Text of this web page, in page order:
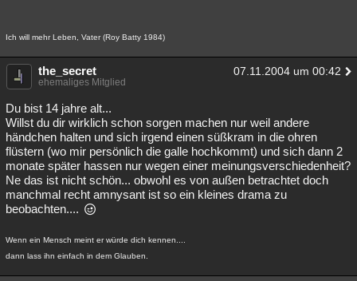
Ich will mehr Leben, Vater (Roy Batty 1984)
the_secret 07.11.2004 um 00:42
ehemaliges Mitglied
Du bist 14 jahre alt...
Willst du dir wirklich schon sorgen machen nur weil andere
händchen halten und sich irgend einen süßkram in die ohren
flüstern (wo mir persönlich die galle hochkommt) und sich dann 2
monate später hassen nur wegen einer meinungsverschiedenheit?
Ne das ist nicht schön... obwohl es von außen betrachtet doch
manchmal recht amnysant ist so ein kleines drama zu
beobachten....
Wenn ein Mensch meint er würde dich kennen....
dann lass ihn einfach in dem Glauben.